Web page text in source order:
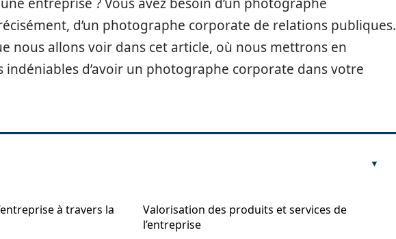
d’un photographe corporate de relations publiques.
nous allons voir dans cet article, où nous mettrons en
indéniables d’avoir un photographe corporate dans votre
à travers la
Valorisation des produits et services de
l’entreprise